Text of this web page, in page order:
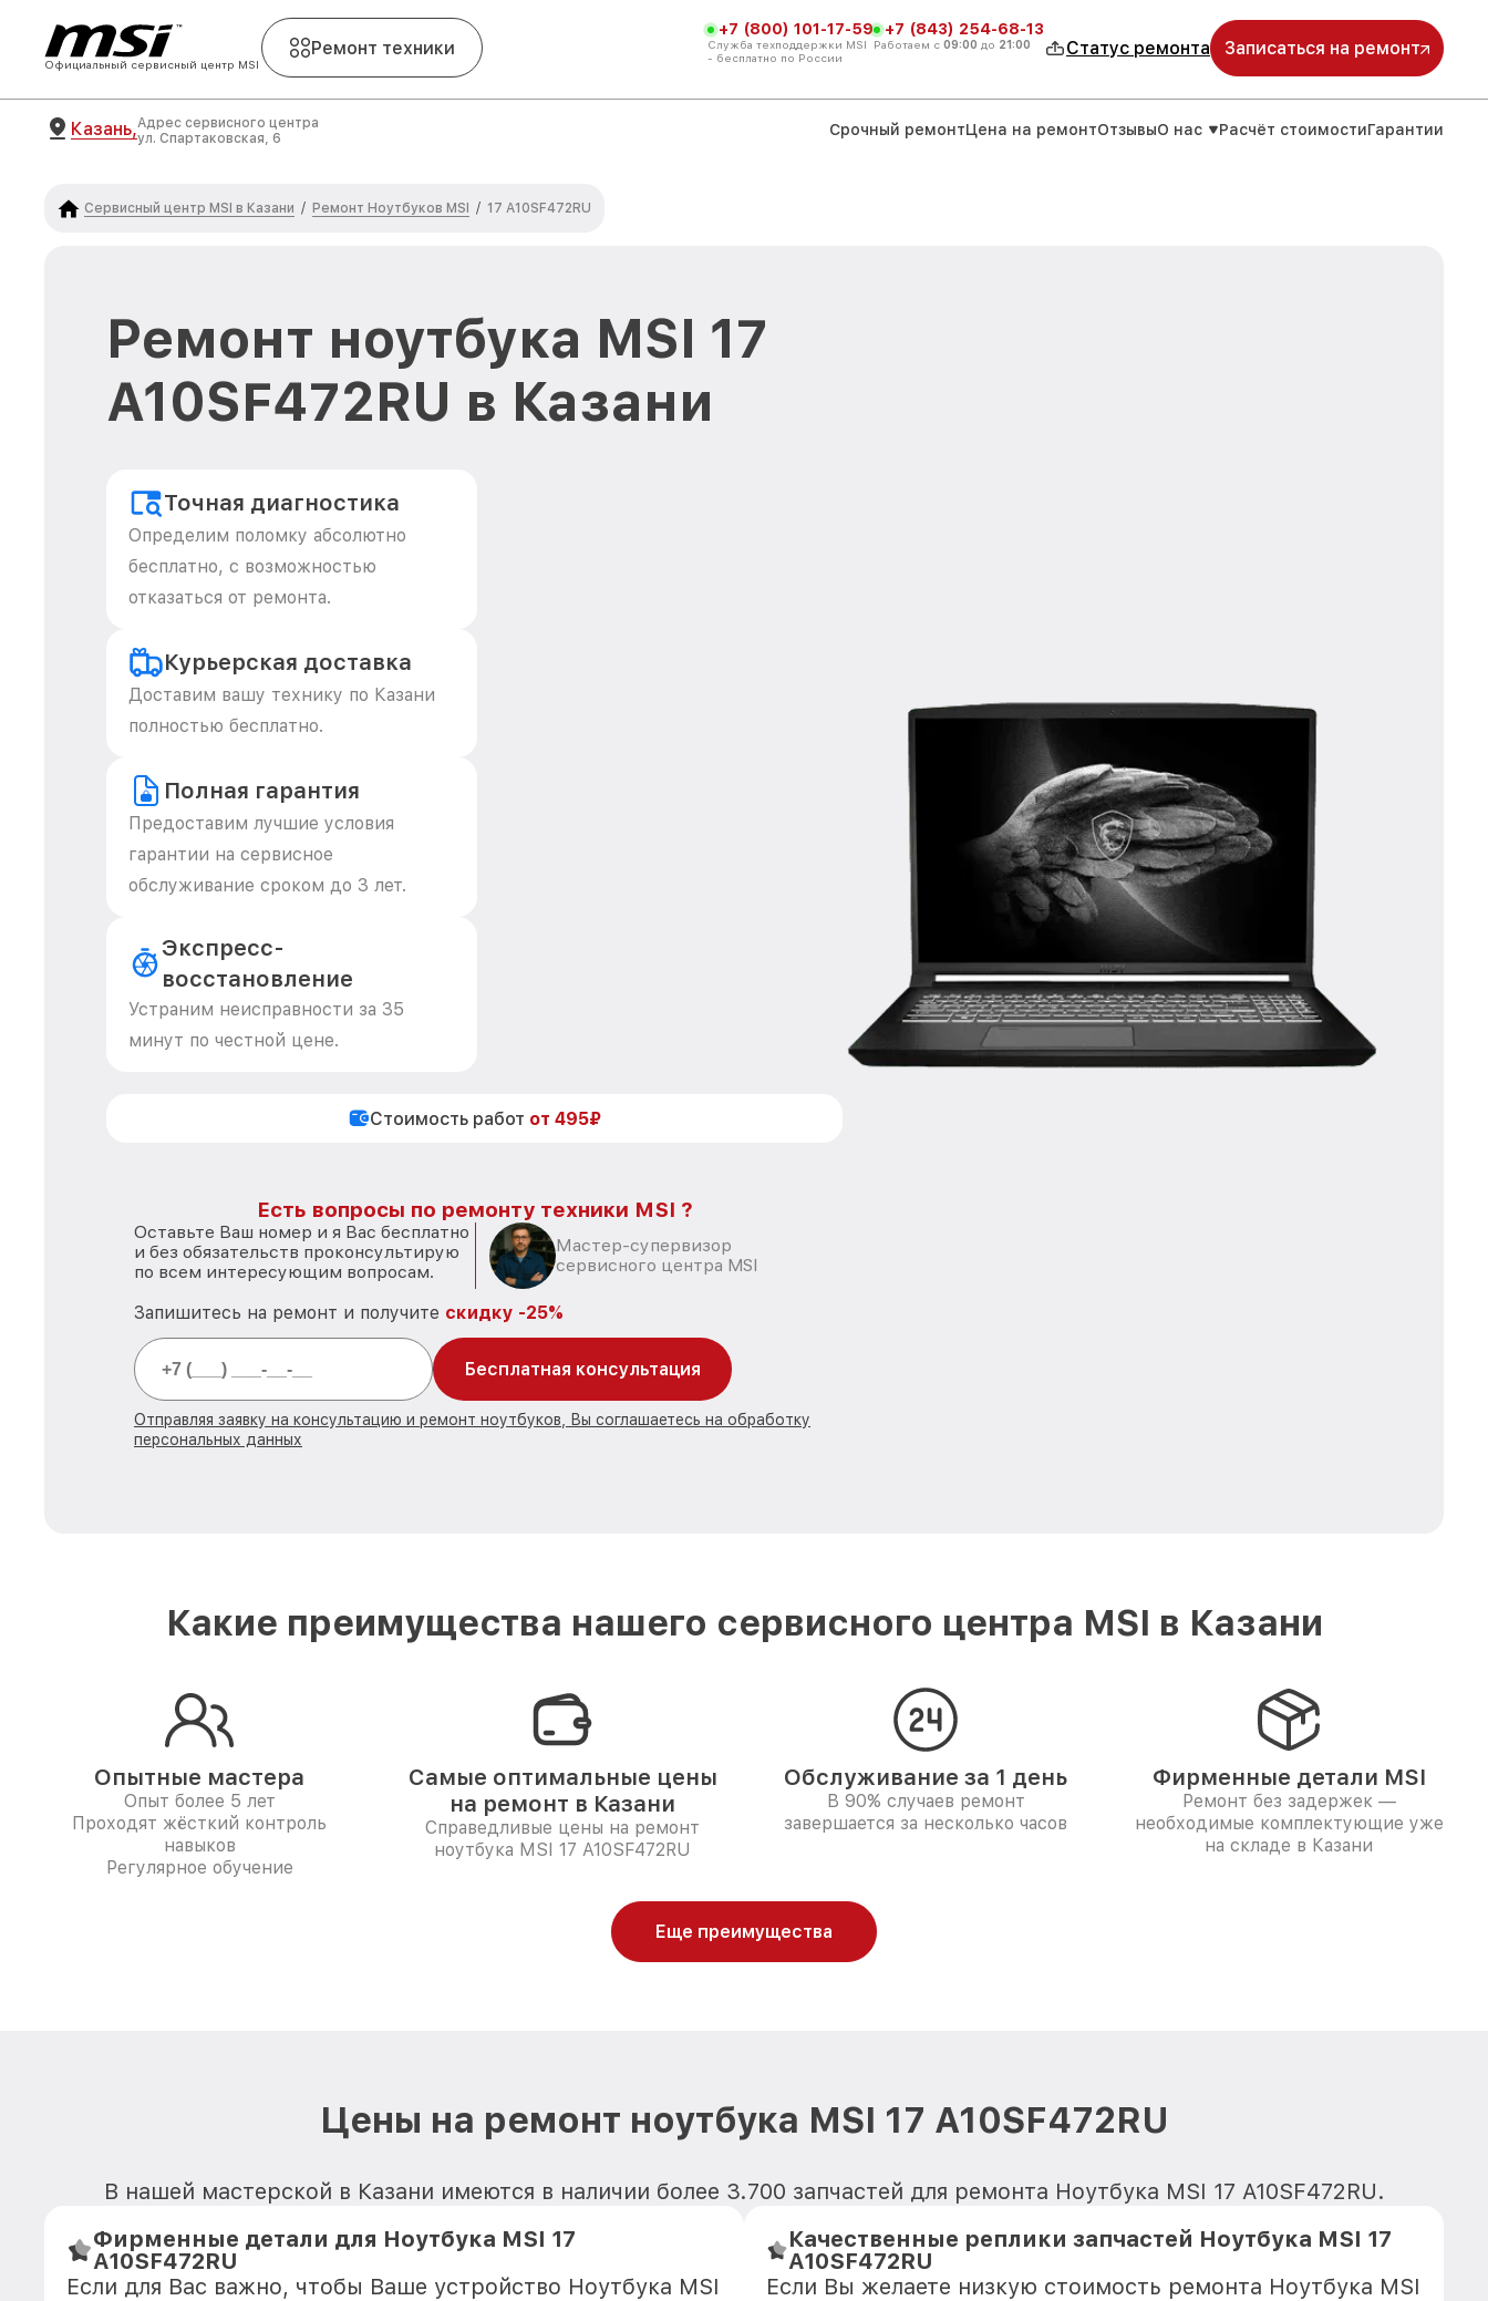
Официальный сервисный центр MSI
Ремонт техники
+7 (800) 101-17-59
Служба техподдержки MSI
- бесплатно по России
+7 (843) 254-68-13
Работаем с 09:00 до 21:00 Статус ремонта Записаться на ремонт
Казань,Адрес сервисного центра
ул. Спартаковская, 6
Срочный ремонтЦена на ремонтОтзывыО нас Расчёт стоимостиГарантии
Сервисный центр MSI в Казани / Ремонт Ноутбуков MSI / 17 A10SF472RU
Ремонт ноутбука MSI 17
A10SF472RU в Казани
Точная диагностика
Определим поломку абсолютно
бесплатно, с возможностью
отказаться от ремонта.
Курьерская доставка
Доставим вашу технику по Казани
полностью бесплатно.
Полная гарантия
Предоставим лучшие условия
гарантии на сервисное
обслуживание сроком до 3 лет.
Экспресс-
восстановление
Устраним неисправности за 35
минут по честной цене.
Стоимость работ от 495₽
Есть вопросы по ремонту техники MSI ?
Оставьте Ваш номер и я Вас бесплатно
и без обязательств проконсультирую
по всем интересующим вопросам.
Мастер-супервизор
сервисного центра MSI
Запишитесь на ремонт и получите скидку -25%
Бесплатная консультация
Отправляя заявку на консультацию и ремонт ноутбуков, Вы соглашаетесь на обработку
персональных данных
Какие преимущества нашего сервисного центра MSI в Казани
Опытные мастера
Опыт более 5 лет
Проходят жёсткий контроль
навыков
Регулярное обучение
Самые оптимальные цены
на ремонт в Казани
Справедливые цены на ремонт
ноутбука MSI 17 A10SF472RU
Обслуживание за 1 день
В 90% случаев ремонт
завершается за несколько часов
Фирменные детали MSI
Ремонт без задержек —
необходимые комплектующие уже
на складе в Казани
Еще преимущества
Цены на ремонт ноутбука MSI 17 A10SF472RU
В нашей мастерской в Казани имеются в наличии более 3.700 запчастей для ремонта Ноутбука MSI 17 A10SF472RU.
Фирменные детали для Ноутбука MSI 17
A10SF472RU
Если для Вас важно, чтобы Ваше устройство Ноутбука MSI
Качественные реплики запчастей Ноутбука MSI 17
A10SF472RU
Если Вы желаете низкую стоимость ремонта Ноутбука MSI